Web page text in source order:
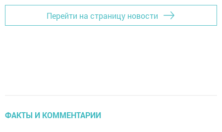
Перейти на страницу новости
ФАКТЫ И КОММЕНТАРИИ